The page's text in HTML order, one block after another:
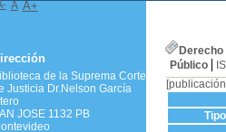
Derecho
Público
A A+
de la Suprema Corte
Justicia Dr.Nelson García
JOSE 1132 PB